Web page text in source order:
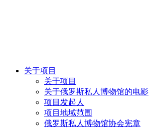
关于项目
关于项目
关于俄罗斯私人博物馆的电影
项目发起人
项目地域范围
俄罗斯私人博物馆协会宪章